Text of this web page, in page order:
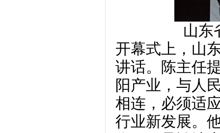
山东
开幕式上，山
讲话。陈主任
阳产业，与人
相连，必须适
行业新发展。